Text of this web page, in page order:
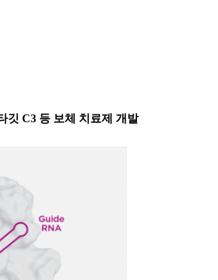
깃 C3 등 보체 치료제 개발